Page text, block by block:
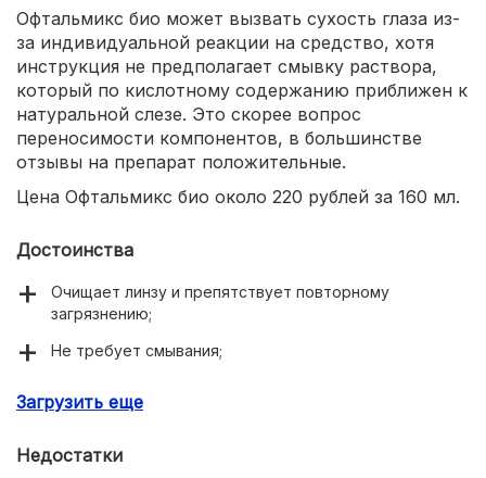
Офтальмикс био может вызвать сухость глаза из-
за индивидуальной реакции на средство, хотя
инструкция не предполагает смывку раствора,
который по кислотному содержанию приближен к
натуральной слезе. Это скорее вопрос
переносимости компонентов, в большинстве
отзывы на препарат положительные.
Цена Офтальмикс био около 220 рублей за 160 мл.
Достоинства
Очищает линзу и препятствует повторному
загрязнению;
Не требует смывания;
Загрузить еще
Недостатки